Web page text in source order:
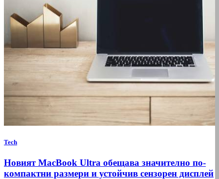
Tech
Новият MacBook Ultra обещава значително по-
компактни размери и устойчив сензорен дисплей